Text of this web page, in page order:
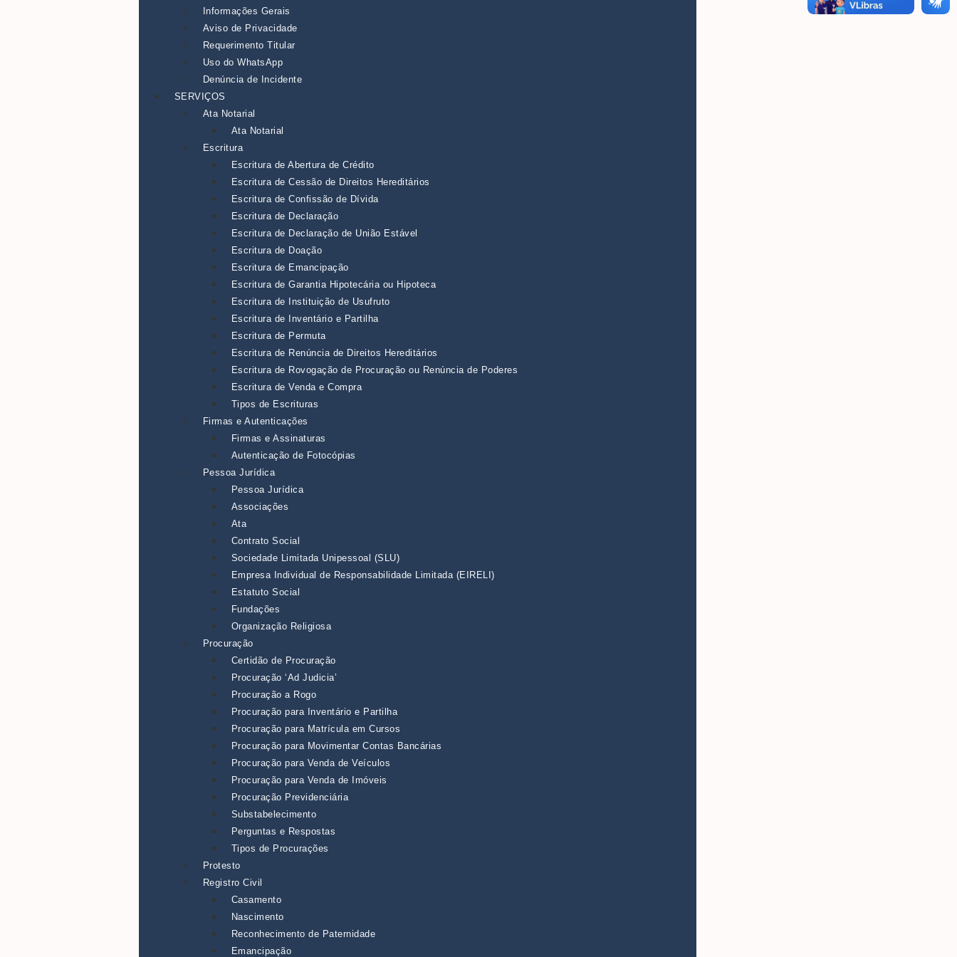
Informações Gerais
Aviso de Privacidade
Requerimento Titular
Uso do WhatsApp
Denúncia de Incidente
SERVIÇOS
Ata Notarial
Ata Notarial
Escritura
Escritura de Abertura de Crédito
Escritura de Cessão de Direitos Hereditários
Escritura de Confissão de Dívida
Escritura de Declaração
Escritura de Declaração de União Estável
Escritura de Doação
Escritura de Emancipação
Escritura de Garantia Hipotecária ou Hipoteca
Escritura de Instituição de Usufruto
Escritura de Inventário e Partilha
Escritura de Permuta
Escritura de Renúncia de Direitos Hereditários
Escritura de Rovogação de Procuração ou Renúncia de Poderes
Escritura de Venda e Compra
Tipos de Escrituras
Firmas e Autenticações
Firmas e Assinaturas
Autenticação de Fotocópias
Pessoa Jurídica
Pessoa Jurídica
Associações
Ata
Contrato Social
Sociedade Limitada Unipessoal (SLU)
Empresa Individual de Responsabilidade Limitada (EIRELI)
Estatuto Social
Fundações
Organização Religiosa
Procuração
Certidão de Procuração
Procuração ‘Ad Judicia’
Procuração a Rogo
Procuração para Inventário e Partilha
Procuração para Matrícula em Cursos
Procuração para Movimentar Contas Bancárias
Procuração para Venda de Veículos
Procuração para Venda de Imóveis
Procuração Previdenciária
Substabelecimento
Perguntas e Respostas
Tipos de Procurações
Protesto
Registro Civil
Casamento
Nascimento
Reconhecimento de Paternidade
Emancipação